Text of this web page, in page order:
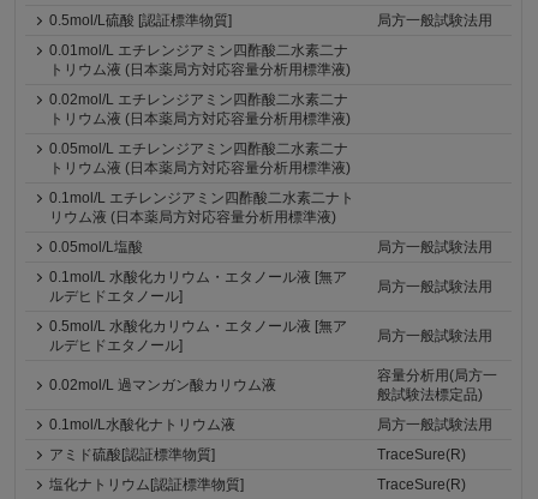
0.5mol/L硫酸 [認証標準物質]
局方一般試験法用
0.01mol/L エチレンジアミン四酢酸二水素二ナ
トリウム液 (日本薬局方対応容量分析用標準液)
0.02mol/L エチレンジアミン四酢酸二水素二ナ
トリウム液 (日本薬局方対応容量分析用標準液)
0.05mol/L エチレンジアミン四酢酸二水素二ナ
トリウム液 (日本薬局方対応容量分析用標準液)
0.1mol/L エチレンジアミン四酢酸二水素二ナト
リウム液 (日本薬局方対応容量分析用標準液)
0.05mol/L塩酸
局方一般試験法用
0.1mol/L 水酸化カリウム・エタノール液 [無ア
ルデヒドエタノール]
局方一般試験法用
0.5mol/L 水酸化カリウム・エタノール液 [無ア
ルデヒドエタノール]
局方一般試験法用
0.02mol/L 過マンガン酸カリウム液
容量分析用(局方一
般試験法標定品)
0.1mol/L水酸化ナトリウム液
局方一般試験法用
アミド硫酸[認証標準物質]
TraceSure(R)
塩化ナトリウム[認証標準物質]
TraceSure(R)